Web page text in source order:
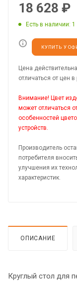
18 628 ₽
Есть в наличии: 1
КУПИТЬ У
Цена
отличаться от цен
Внимание! Цвет
может отличаться
особенностей
устройств.
Производитель
потребителя
улучшения их
характеристик.
ОПИСАНИЕ
Круглый стол для